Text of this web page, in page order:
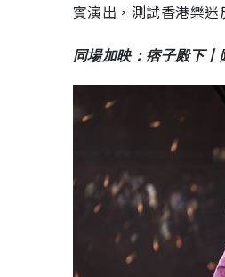
賓演出，測試香港樂迷
同場加映：痞子殿下